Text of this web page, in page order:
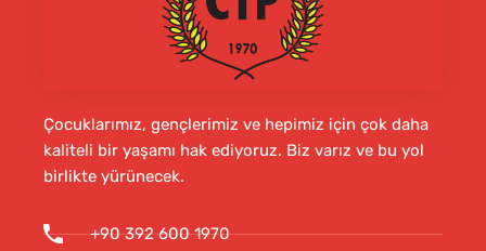
Çocuklarımız, gençlerimiz ve hepimiz için çok daha
kaliteli bir yaşamı hak ediyoruz. Biz varız ve bu yol
birlikte yürünecek.
+90 392 600 1970